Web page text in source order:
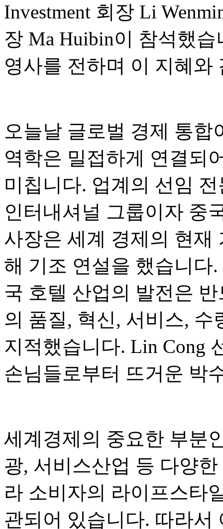
Investment 회장 Li
장 Ma Huibin이 참석했
영사를 전하며 이 지혜와
오늘날 글로벌 경제 통
역학은 밀접하게 연결되
미칩니다. 업계의 선임
인터내셔널 그룹이자 중
사장은 세계 경제의 현재
해 기조 연설을 했습니다
국 호텔 산업의 발전은
의 품질, 혁신, 서비스,
지적했습니다. Lin Cong
손님들로부터 뜨거운 박
세계경제의 중요한 부분
광, 서비스산업 등 다양
라 소비자의 라이프스타
관되어 있습니다. 따라서